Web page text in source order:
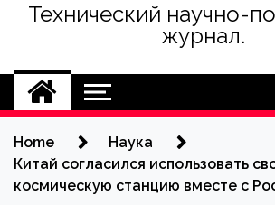
Технический научно-
журнал.
Home
Наука
Китай согласился использовать
космическую станцию вместе с